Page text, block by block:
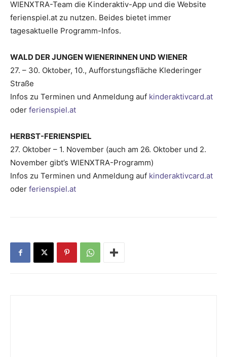
WIENXTRA-Team die Kinderaktiv-App und die Website
ferienspiel.at zu nutzen. Beides bietet immer
tagesaktuelle Programm-Infos.
WALD DER JUNGEN WIENERINNEN UND WIENER
27. – 30. Oktober, 10., Aufforstungsfläche Klederinger
Straße
Infos zu Terminen und Anmeldung auf kinderaktivcard.at
oder ferienspiel.at
HERBST-FERIENSPIEL
27. Oktober – 1. November (auch am 26. Oktober und 2.
November gibt’s WIENXTRA-Programm)
Infos zu Terminen und Anmeldung auf kinderaktivcard.at
oder ferienspiel.at